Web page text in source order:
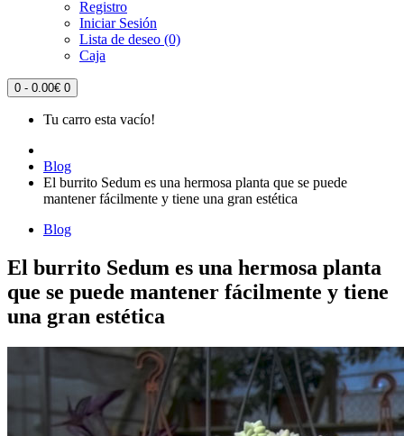
Registro
Iniciar Sesión
Lista de deseo (0)
Caja
0 - 0.00€ 0
Tu carro esta vacío!
Blog
El burrito Sedum es una hermosa planta que se puede
mantener fácilmente y tiene una gran estética
Blog
El burrito Sedum es una hermosa planta
que se puede mantener fácilmente y tiene
una gran estética